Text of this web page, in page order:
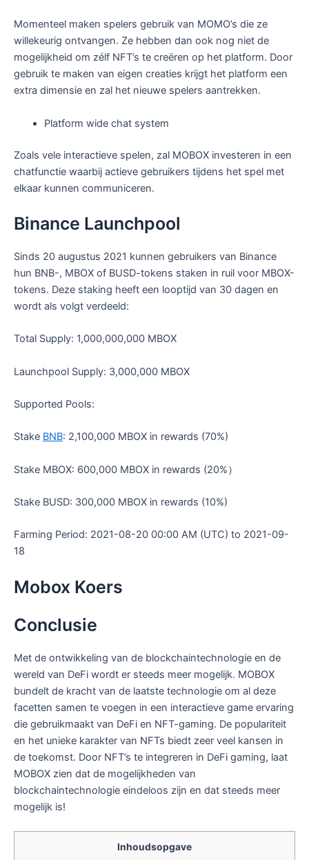
Momenteel maken spelers gebruik van MOMO’s die ze
willekeurig ontvangen. Ze hebben dan ook nog niet de
mogelijkheid om zélf NFT’s te creëren op het platform. Door
gebruik te maken van eigen creaties krijgt het platform een
extra dimensie en zal het nieuwe spelers aantrekken.
Platform wide chat system
Zoals vele interactieve spelen, zal MOBOX investeren in een
chatfunctie waarbij actieve gebruikers tijdens het spel met
elkaar kunnen communiceren.
Binance Launchpool
Sinds 20 augustus 2021 kunnen gebruikers van Binance
hun BNB-, MBOX of BUSD-tokens staken in ruil voor MBOX-
tokens. Deze staking heeft een looptijd van 30 dagen en
wordt als volgt verdeeld:
Total Supply: 1,000,000,000 MBOX
Launchpool Supply: 3,000,000 MBOX
Supported Pools:
Stake BNB: 2,100,000 MBOX in rewards (70%)
Stake MBOX: 600,000 MBOX in rewards (20%）
Stake BUSD: 300,000 MBOX in rewards (10%)
Farming Period: 2021-08-20 00:00 AM (UTC) to 2021-09-
18
Mobox Koers
Conclusie
Met de ontwikkeling van de blockchaintechnologie en de
wereld van DeFi wordt er steeds meer mogelijk. MOBOX
bundelt de kracht van de laatste technologie om al deze
facetten samen te voegen in een interactieve game ervaring
die gebruikmaakt van DeFi en NFT-gaming. De populariteit
en het unieke karakter van NFTs biedt zeer veel kansen in
de toekomst. Door NFT’s te integreren in DeFi gaming, laat
MOBOX zien dat de mogelijkheden van
blockchaintechnologie eindeloos zijn en dat steeds meer
mogelijk is!
Inhoudsopgave